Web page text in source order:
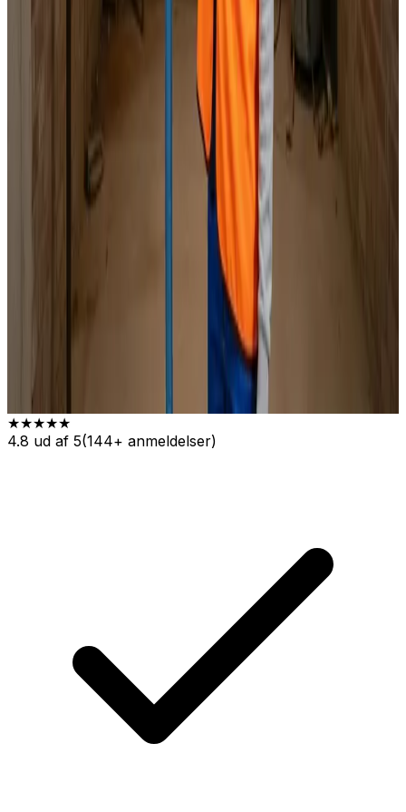
Specialister i alle mærker
70 60 30 04
★★★★★
4.8 ud af 5(144+ anmeldelser)